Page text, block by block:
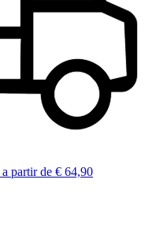
a partir de € 64,90